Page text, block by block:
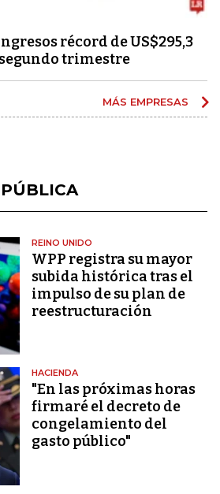
récord de US$295,3
trimestre
MÁS EMPRESAS
REINO UNIDO
WPP registra su mayor
subida histórica tras el
impulso de su plan de
reestructuración
HACIENDA
"En las próximas horas
firmaré el decreto de
congelamiento del
gasto público"